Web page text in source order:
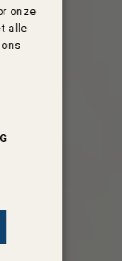
onze
alle